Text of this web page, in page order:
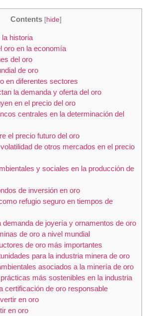
Contents [hide]
historia
oro en la economía
del oro
de oro
en diferentes sectores
la demanda y oferta del oro
en el precio del oro
centrales en la determinación del
el precio futuro del oro
de otros mercados en el precio
y sociales en la producción de
de inversión en oro
refugio seguro en tiempos de
demanda de joyería y ornamentos de oro
de oro a nivel mundial
de oro más importantes
para la industria minera de oro
asociados a la minería de oro
más sostenibles en la industria
certificación de oro responsable
en oro
en oro